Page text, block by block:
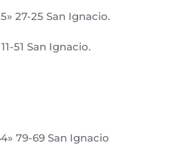
27-25 San Ignacio.
51 San Ignacio.
79-69 San Ignacio